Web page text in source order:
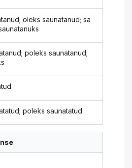
oleks saunatanud; sa
poleks saunatanud;
poleks saunatatud